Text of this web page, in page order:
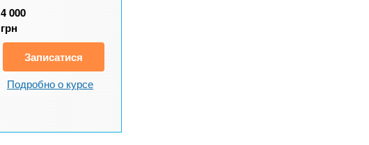
4 000
грн
Записатися
Подробно о курсе